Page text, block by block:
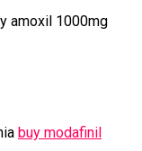
amoxil 1000mg
buy modafinil